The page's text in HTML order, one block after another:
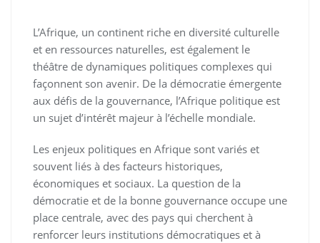
L’Afrique, un continent riche en diversité culturelle
et en ressources naturelles, est également le
théâtre de dynamiques politiques complexes qui
façonnent son avenir. De la démocratie émergente
aux défis de la gouvernance, l’Afrique politique est
un sujet d’intérêt majeur à l’échelle mondiale.
Les enjeux politiques en Afrique sont variés et
souvent liés à des facteurs historiques,
économiques et sociaux. La question de la
démocratie et de la bonne gouvernance occupe une
place centrale, avec des pays qui cherchent à
renforcer leurs institutions démocratiques et à